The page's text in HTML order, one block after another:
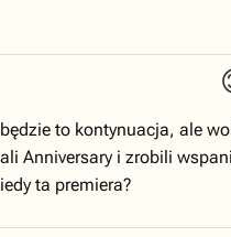
to kontynuacja, ale
Anniversary i zrobili
ta premiera?